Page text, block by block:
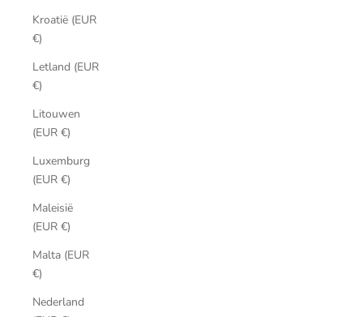
Kroatië (EUR
€)
Letland (EUR
€)
Litouwen
(EUR €)
Luxemburg
(EUR €)
Maleisië
(EUR €)
Malta (EUR
€)
Nederland